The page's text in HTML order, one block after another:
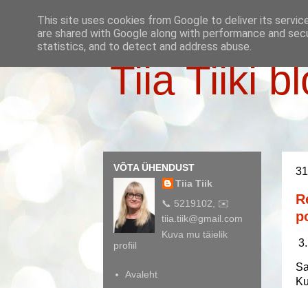
Tiia Tiiki
VÕTA ÜHENDUST
Tiia Tiik
📞 5219102, ✉️
tiia.tiik@gmail.com
Kuva mu täielik
profiil
Avaleht
This site uses cookies from Google to deliver its
are shared with Google along with performance and
statistics, and to detect and address abuse.